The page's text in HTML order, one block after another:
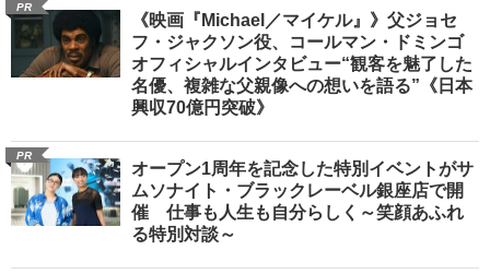
PR
《映画『Michael／マイケル』》父ジョセ
フ・ジャクソン役、コールマン・ドミンゴ
オフィシャルインタビュー“観客を魅了した
名優、複雑な父親像への想いを語る”《日本
興収70億円突破》
PR
オープン1周年を記念した特別イベントがサ
ムソナイト・ブラックレーベル銀座店で開
催 仕事も人生も自分らしく～笑顔あふれ
る特別対談～